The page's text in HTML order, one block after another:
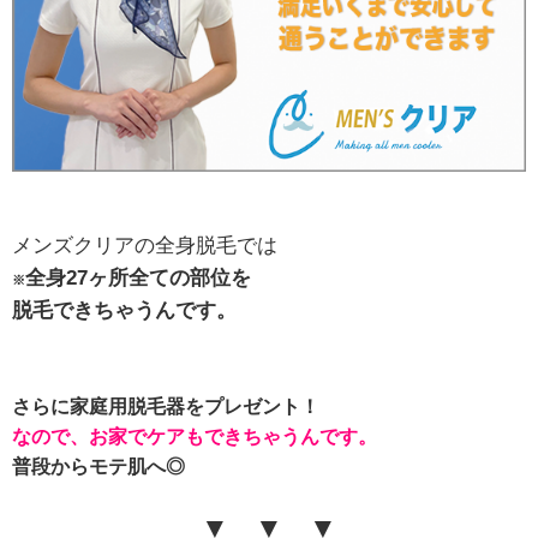
メンズクリアの全身脱毛では
※全身27ヶ所全ての部位を
脱毛できちゃうんです。
さらに家庭用脱毛器をプレゼント！
なので、お家でケアもできちゃうんです。
普段からモテ肌へ◎
▼ ▼ ▼